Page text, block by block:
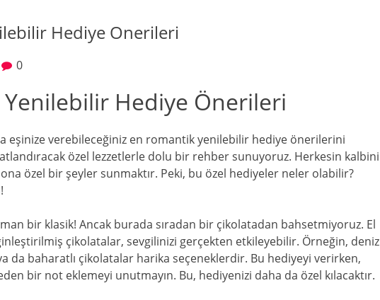
Hediye Onerileri
0
Hediye Önerileri
eşinize verebileceğiniz en romantik yenilebilir hediye önerilerini
tatlandıracak özel lezzetlerle dolu bir rehber sunuyoruz. Herkesin kalbini
özel bir şeyler sunmaktır. Peki, bu özel hediyeler neler olabilir?
bir klasik! Ancak burada sıradan bir çikolatadan bahsetmiyoruz. El
çikolatalar, sevgilinizi gerçekten etkileyebilir. Örneğin, deniz
da baharatlı çikolatalar harika seçeneklerdir. Bu hediyeyi verirken,
bir not eklemeyi unutmayın. Bu, hediyenizi daha da özel kılacaktır.